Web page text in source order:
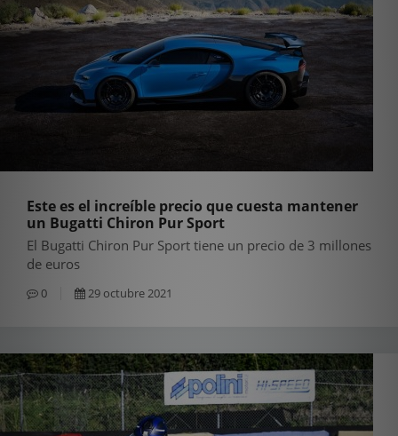
Este es el increíble precio que cuesta mantener
un Bugatti Chiron Pur Sport
El Bugatti Chiron Pur Sport tiene un precio de 3 millones
de euros
0 29 octubre 2021